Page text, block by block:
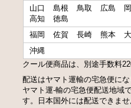
山口 島根 鳥取 広島
高知
徳島
福岡 佐賀 長崎 熊本
沖縄
クール便商品は、別途手数料
配送はヤマト運輸の宅急便にな
ヤマト運-輸の宅急便配送地域
す。日本国外には配送できませ